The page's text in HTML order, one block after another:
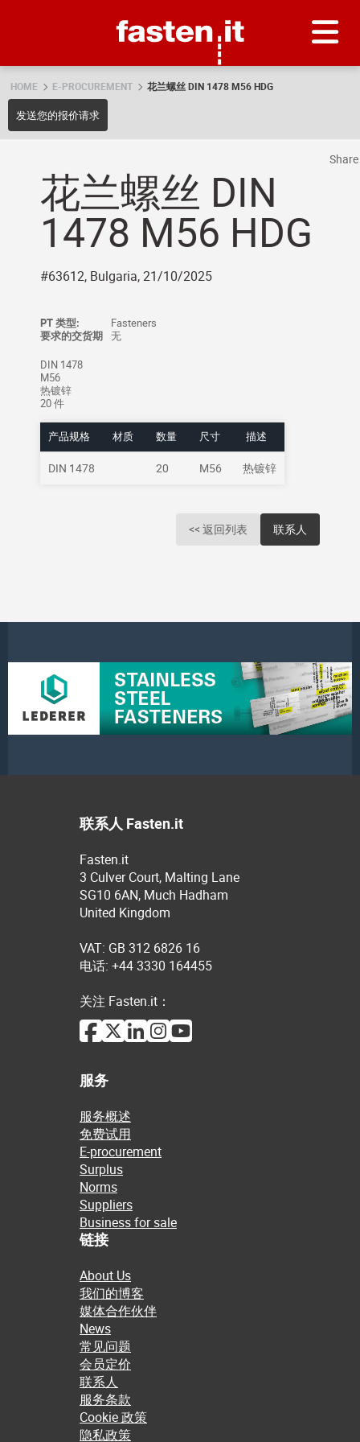
HOME E-PROCUREMENT 花兰螺丝 DIN 1478 M56 HDG
发送您的报价请求
花兰螺丝 DIN
1478 M56 HDG
#63612, Bulgaria, 21/10/2025
PT 类型:
Fasteners
要求的交货期 无
DIN 1478
M56
热镀锌
20 件
产品规格 材质 数量 尺寸 描述
DIN 1478 20 M56 热镀锌
<< 返回列表 联系人
Share
联系人 Fasten.it
Fasten.it
3 Culver Court, Malting Lane
SG10 6AN, Much Hadham
United Kingdom
VAT: GB 312 6826 16
电话: +44 3330 164455
关注 Fasten.it：
服务
服务概述
免费试用
E-procurement
Surplus
Norms
Suppliers
Business for sale
链接
About Us
我们的博客
媒体合作伙伴
News
常见问题
会员定价
联系人
服务条款
Cookie 政策
隐私政策